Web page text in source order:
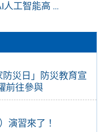
災日」防災教育宣
前往參與
演習來了！
工智能高 ...